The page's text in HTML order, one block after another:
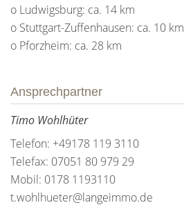
o Ludwigsburg: ca. 14 km
o Stuttgart-Zuffenhausen: ca. 10 km
o Pforzheim: ca. 28 km
Ansprechpartner
Timo Wohlhüter
Telefon: +49178 119 3110
Telefax: 07051 80 979 29
Mobil: 0178 1193110
t.wohlhueter@langeimmo.de